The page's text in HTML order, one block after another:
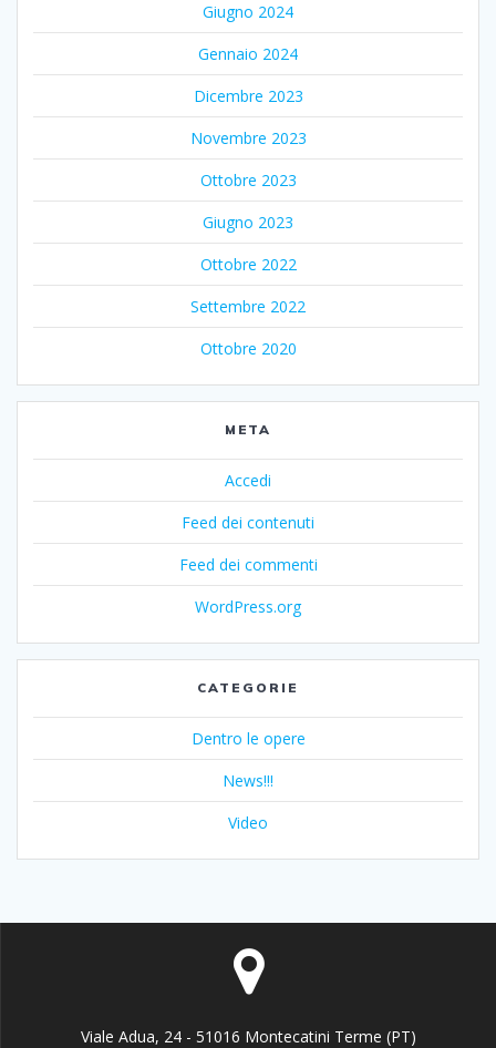
Giugno 2024
Gennaio 2024
Dicembre 2023
Novembre 2023
Ottobre 2023
Giugno 2023
Ottobre 2022
Settembre 2022
Ottobre 2020
META
Accedi
Feed dei contenuti
Feed dei commenti
WordPress.org
CATEGORIE
Dentro le opere
News!!!
Video
Viale Adua, 24 - 51016 Montecatini Terme (PT)